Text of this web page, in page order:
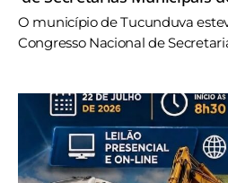
O município de Tucunduva
Congresso Nacional de